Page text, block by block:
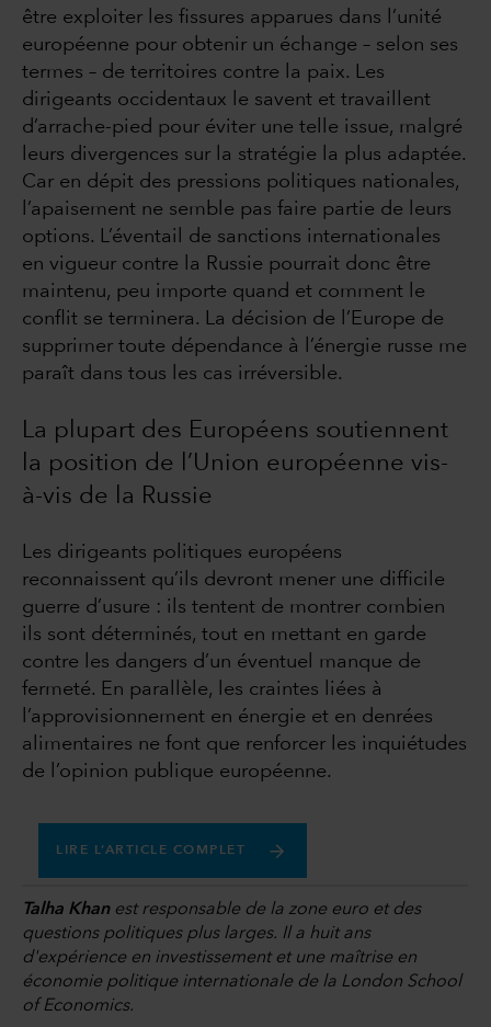
être exploiter les fissures apparues dans l’unité
européenne pour obtenir un échange – selon ses
termes – de territoires contre la paix. Les
dirigeants occidentaux le savent et travaillent
d’arrache-pied pour éviter une telle issue, malgré
leurs divergences sur la stratégie la plus adaptée.
Car en dépit des pressions politiques nationales,
l’apaisement ne semble pas faire partie de leurs
options. L’éventail de sanctions internationales
en vigueur contre la Russie pourrait donc être
maintenu, peu importe quand et comment le
conflit se terminera. La décision de l’Europe de
supprimer toute dépendance à l’énergie russe me
paraît dans tous les cas irréversible.
La plupart des Européens soutiennent
la position de l’Union européenne vis-
à-vis de la Russie
Les dirigeants politiques européens
reconnaissent qu’ils devront mener une difficile
guerre d’usure : ils tentent de montrer combien
ils sont déterminés, tout en mettant en garde
contre les dangers d’un éventuel manque de
fermeté. En parallèle, les craintes liées à
l’approvisionnement en énergie et en denrées
alimentaires ne font que renforcer les inquiétudes
de l’opinion publique européenne.
LIRE L’ARTICLE COMPLET
Talha Khanest responsable de la zone euro et des
questions politiques plus larges. Il a huit ans
d'expérience en investissement et une maîtrise en
économie politique internationale de la London School
of Economics.